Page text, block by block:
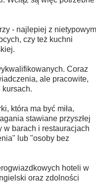
- najlepiej z
czy też kuchni
Coraz
ale pracowite,
kursach.
która ma być miła,
stawiane przyszłej
w barach i restauracjach
lub "osoby bez
hoteli w
oraz zdolności